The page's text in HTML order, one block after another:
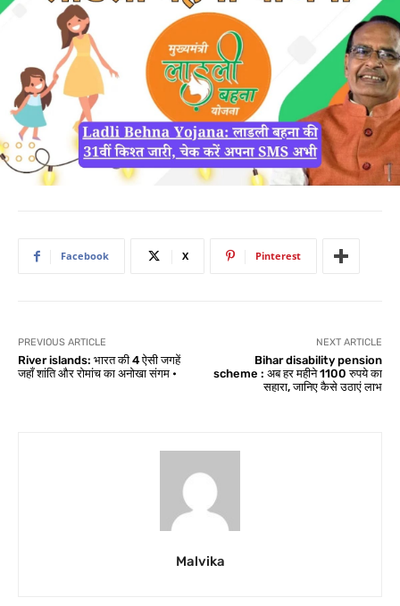
Facebook X Pinterest
PREVIOUS ARTICLE
River islands: भारत की 4 ऐसी जगहें
जहाँ शांति और रोमांच का अनोखा संगम •
NEXT ARTICLE
Bihar disability pension
scheme : अब हर महीने 1100 रुपये का
सहारा, जानिए कैसे उठाएं लाभ
Malvika